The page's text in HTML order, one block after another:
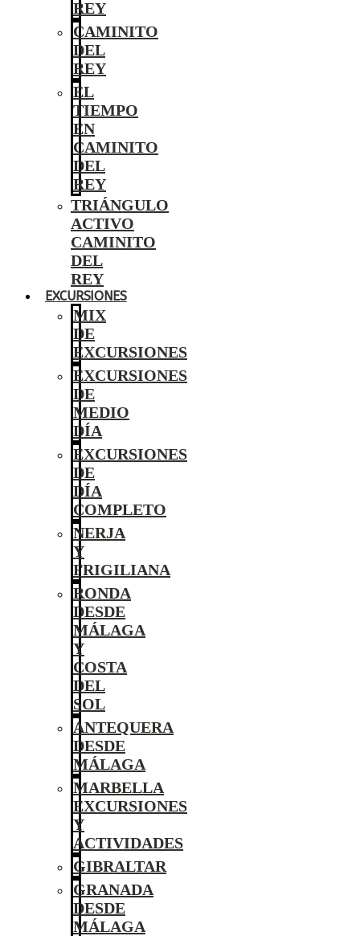
REY
CAMINITO
DEL
REY
EL
TIEMPO
EN
CAMINITO
DEL
REY
TRIÁNGULO
ACTIVO
CAMINITO
DEL
REY
EXCURSIONES
MIX
DE
EXCURSIONES
EXCURSIONES
DE
MEDIO
DÍA
EXCURSIONES
DE
DÍA
COMPLETO
NERJA
Y
FRIGILIANA
RONDA
DESDE
MÁLAGA
Y
COSTA
DEL
SOL
ANTEQUERA
DESDE
MÁLAGA
MARBELLA
EXCURSIONES
Y
ACTIVIDADES
GIBRALTAR
GRANADA
DESDE
MÁLAGA